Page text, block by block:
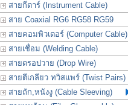
สายกีตาร์ (Instrument Cable)
สาย Coaxial RG6 RG58 RG59
สายคอมพิวเตอร์ (Computer Cable)
สายเชื่อม (Welding Cable)
สายดรอปวาย (Drop Wire)
สายตีเกลียว ทวิสแพร์ (Twist Pairs)
สายถัก,หนังงู (Cable Sleeving)